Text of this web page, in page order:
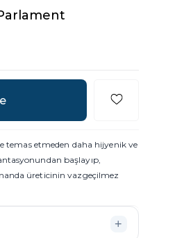
temas etmeden daha hijyenik ve
başlayıp,
üreticinin vazgeçilmez